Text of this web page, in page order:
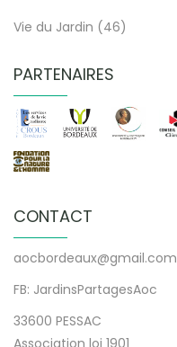
Vie du Jardin (46)
PARTENAIRES
CONTACT
aocbordeaux@gmail.com
FB: JardinsPartagesAoc
33600 PESSAC